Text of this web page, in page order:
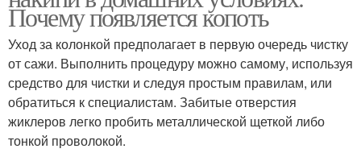
Почему появляется копоть
Уход за колонкой предполагает в первую очередь чистку
от сажи. Выполнить процедуру можно самому, используя
средство для чистки и следуя простым правилам, или
обратиться к специалистам. Забитые отверстия
жиклеров легко пробить металлической щеткой либо
тонкой проволокой.